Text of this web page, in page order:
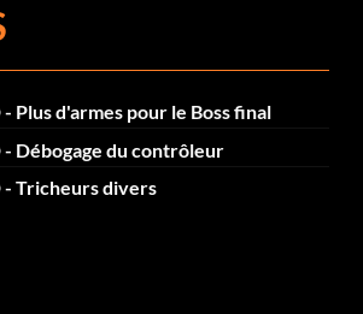
Plus d'armes pour le Boss final
Débogage du contrôleur
- Tricheurs divers